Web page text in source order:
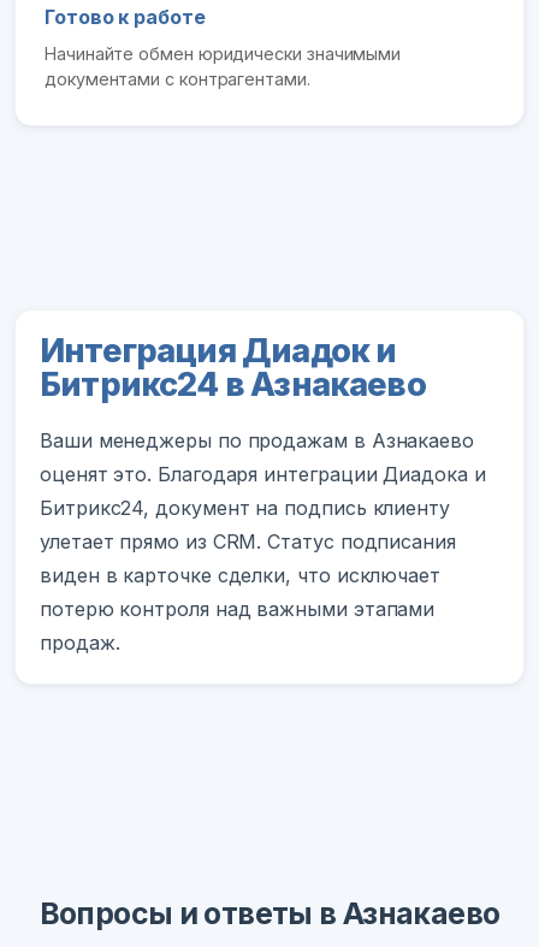
Готово к работе
Начинайте обмен юридически значимыми
документами с контрагентами.
Интеграция Диадок и
Битрикс24 в Азнакаево
Ваши менеджеры по продажам в Азнакаево
оценят это. Благодаря интеграции Диадока и
Битрикс24, документ на подпись клиенту
улетает прямо из CRM. Статус подписания
виден в карточке сделки, что исключает
потерю контроля над важными этапами
продаж.
Вопросы и ответы в Азнакаево